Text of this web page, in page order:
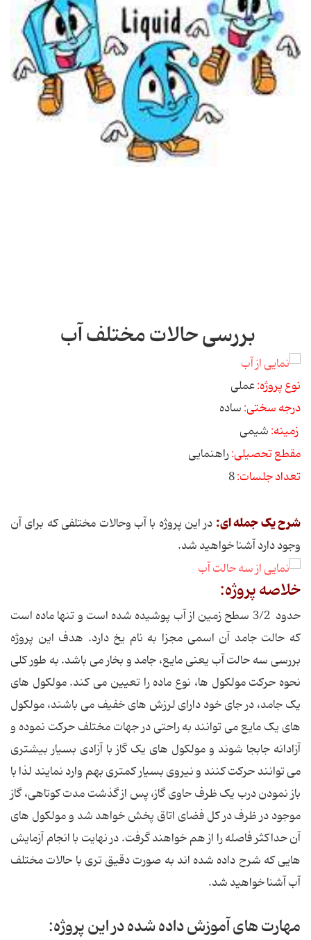
بررسی حالات مختلف آب
نوع پروژه:عملی
درجه سختی:ساده
زمینه:شیمی
مقطع تحصیلی:راهنمایی
تعداد جلسات:
شرح یک جمله ای: در این پروژه با آب وحالات مختلفی که برای آن
وجود دارد آشنا خواهید شد.
خلاصه پروژه:
حدود 3/2 سطح زمین از آب پوشیده شده است و تنها ماده است
که حالت جامد آن اسمی مجزا به نام یخ دارد. هدف این پروژه
بررسی سه حالت آب یعنی مایع، جامد و بخار می باشد. به طور کلی
نحوه حرکت مولکول ها، نوع ماده را تعیین می کند. مولکول های
یک جامد، در جای خود دارای لرزش های خفیف می باشند، مولکول
های یک مایع می توانند به راحتی در جهات مختلف حرکت نموده و
آزادانه جابجا شوند و مولکول های یک گاز با آزادی بسیار بیشتری
می توانند حرکت کنند و نیروی بسیار کمتری بهم وارد نمایند لذا با
باز نمودن درب یک ظرف حاوی گاز، پس از گذشت مدت کوتاهی، گاز
موجود در ظرف در کل فضای اتاق پخش خواهد شد و مولکول های
آن حداکثر فاصله را از هم خواهند گرفت. در نهایت با انجام آزمایش
هایی که شرح داده شده اند به صورت دقیق تری با حالات مختلف
آب آشنا خواهید شد.
مهارت های آموزش داده شده در این پروژه: